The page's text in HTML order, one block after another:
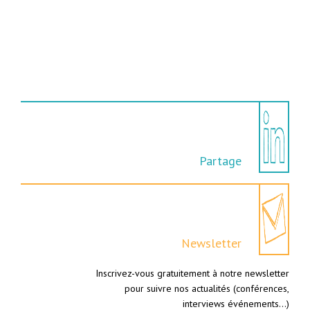
Partage
Newsletter
Inscrivez-vous gratuitement à notre newsletter
pour suivre nos actualités (conférences,
interviews événements…)